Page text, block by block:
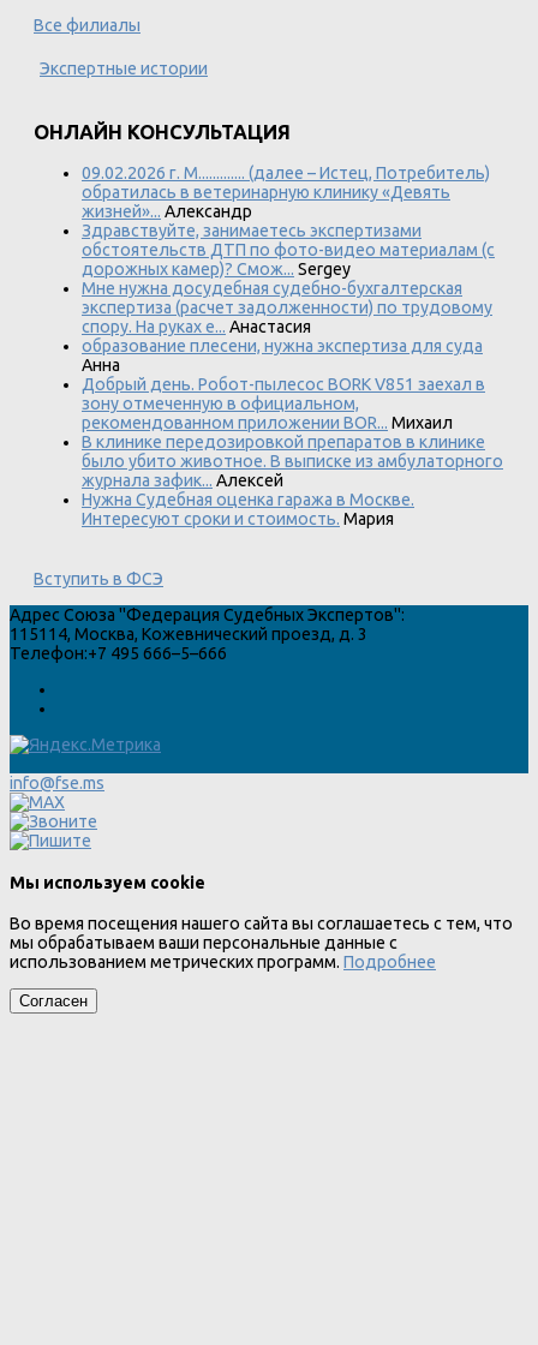
Все филиалы
Экспертные истории
ОНЛАЙН КОНСУЛЬТАЦИЯ
09.02.2026 г. М............. (далее – Истец, Потребитель)
обратилась в ветеринарную клинику «Девять
жизней»... Александр
Здравствуйте, занимаетесь экспертизами
обстоятельств ДТП по фото-видео материалам (с
дорожных камер)? Смож... Sergey
Мне нужна досудебная судебно-бухгалтерская
экспертиза (расчет задолженности) по трудовому
спору. На руках е... Анастасия
образование плесени, нужна экспертиза для суда
Анна
Добрый день. Робот-пылесос BORK V851 заехал в
зону отмеченную в официальном,
рекомендованном приложении BOR... Михаил
В клинике передозировкой препаратов в клинике
было убито животное. В выписке из амбулаторного
журнала зафик... Алексей
Нужна Судебная оценка гаража в Москве.
Интересуют сроки и стоимость. Мария
Вступить в ФСЭ
Адрес Союза "Федерация Судебных Экспертов":
115114, Москва, Кожевнический проезд, д. 3
Телефон:+7 495 666–5–666
info@fse.ms
Мы используем cookie
Во время посещения нашего сайта вы соглашаетесь с тем, что
мы обрабатываем ваши персональные данные с
использованием метрических программ. Подробнее
Согласен